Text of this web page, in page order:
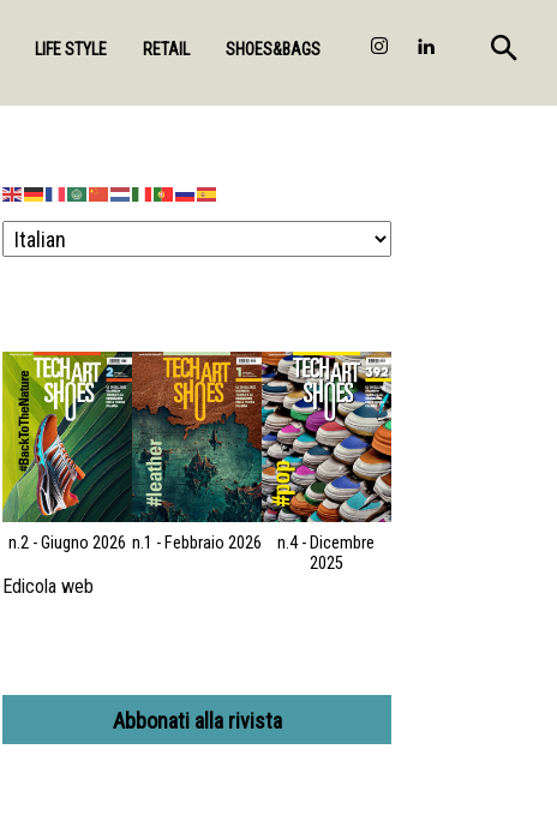
LIFE STYLE RETAIL SHOES&BAGS
n.2 - Giugno 2026 n.1 - Febbraio 2026
n.4 - Dicembre
2025
Edicola web
Abbonati alla rivista